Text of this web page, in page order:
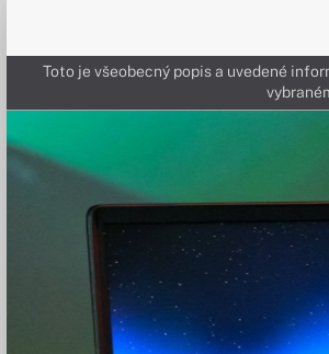
Toto je všeobecný popis a uvedené